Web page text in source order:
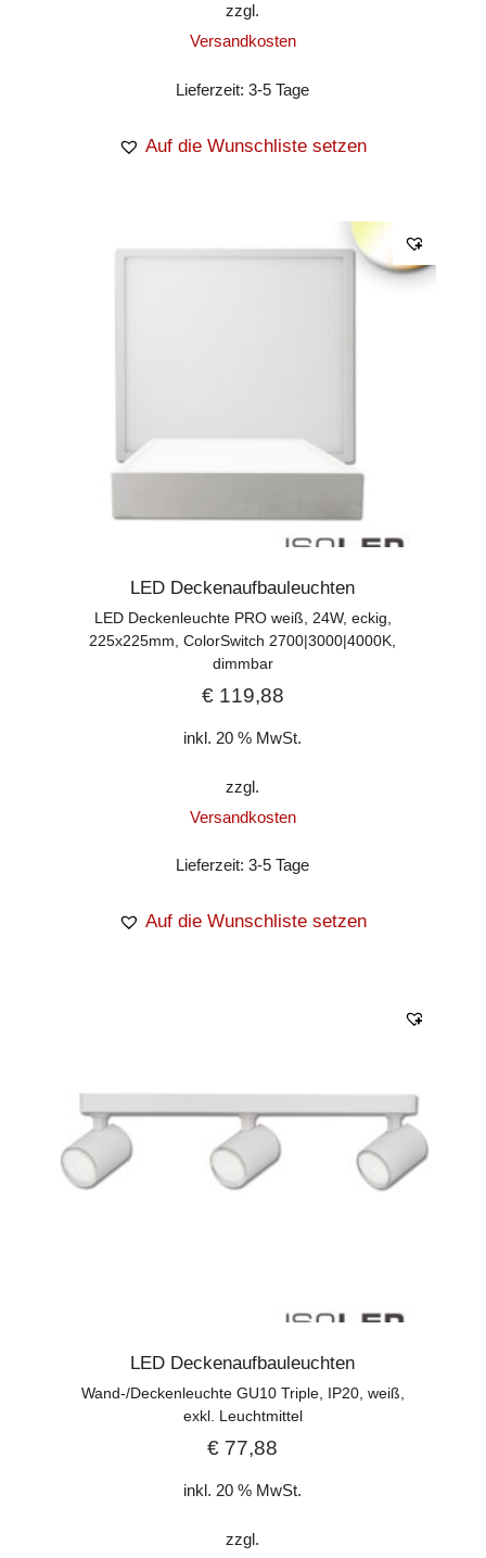
zzgl.
Versandkosten
Lieferzeit:3-5 Tage
Auf die Wunschliste setzen
LED Deckenaufbauleuchten
LED Deckenleuchte PRO weiß, 24W, eckig,
225x225mm, ColorSwitch 2700|3000|4000K,
dimmbar
€119,88
inkl. 20 % MwSt.
zzgl.
Versandkosten
Lieferzeit:3-5 Tage
Auf die Wunschliste setzen
LED Deckenaufbauleuchten
Wand-/Deckenleuchte GU10 Triple, IP20, weiß,
exkl. Leuchtmittel
€ 77,88
inkl. 20 % MwSt.
zzgl.